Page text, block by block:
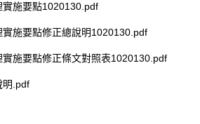
實施要點1020130.pdf
實施要點修正總說明1020130.pdf
實施要點修正條文對照表1020130.pdf
明.pdf